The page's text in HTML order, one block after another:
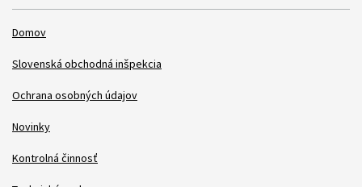
Domov
Slovenská obchodná inšpekcia
Ochrana osobných údajov
Novinky
Kontrolná činnosť